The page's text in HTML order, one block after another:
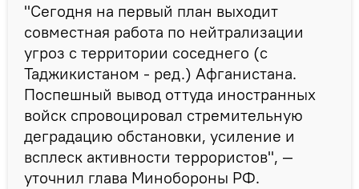
"Сегодня на первый план выходит
совместная работа по нейтрализации
угроз с территории соседнего (с
Таджикистаном - ред.) Афганистана.
Поспешный вывод оттуда иностранных
войск спровоцировал стремительную
деградацию обстановки, усиление и
всплеск активности террористов", —
уточнил глава Минобороны РФ.